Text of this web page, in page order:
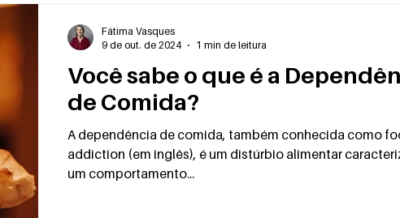
Você sabe o que é a
de Comida?
A dependência de comida, também conhecida como food
addiction (em inglês), é um distúrbio alimentar caracterizado por
um comportamento...
Fátima Vasques
9 de out. de 2024
1 min de leitura